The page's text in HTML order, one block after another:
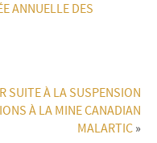
ANNUELLE DES
SUITE À LA SUSPENSION
À LA MINE CANADIAN
MALARTIC »